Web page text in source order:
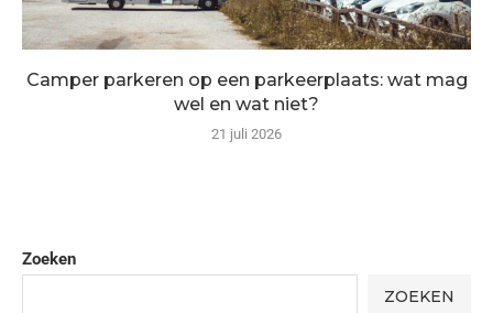
Camper parkeren op een parkeerplaats: wat mag
wel en wat niet?
21 juli 2026
Zoeken
ZOEKEN